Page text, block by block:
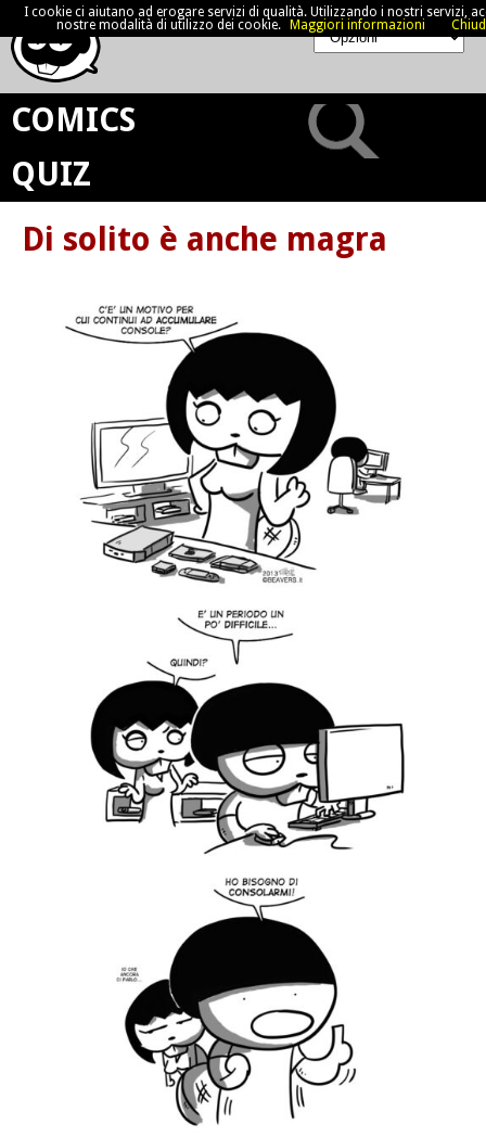
COMICS
QUIZ
Di solito è anche magra
I cookie ci aiutano ad erogare servizi di qualità. Utilizzando i nostri servizi,
nostre modalità di utilizzo dei cookie.
Maggiori informazioni